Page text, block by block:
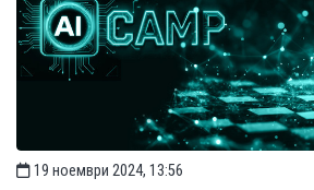
19 ноември 2024, 13:56